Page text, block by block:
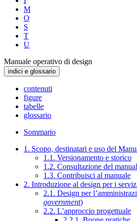
M
O
S
T
U
Manuale operativo di design
indici e glossario
contenuti
figure
tabelle
glossario
Sommario
1. Scopo, destinatari e uso del
1.1. Versionamento e storico
1.2. Consultazione del
1.3. Contribuisci al manuale
2. Introduzione al design per i
2.1. Design per
government)
2.2. L’approccio progettuale